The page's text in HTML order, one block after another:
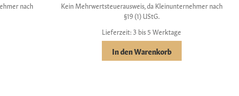
nach
Kein Mehrwertsteuerausweis, da Kleinunternehmer nach
§19 (1) UStG.
Lieferzeit: 3 bis 5 Werktage
In den Warenkorb